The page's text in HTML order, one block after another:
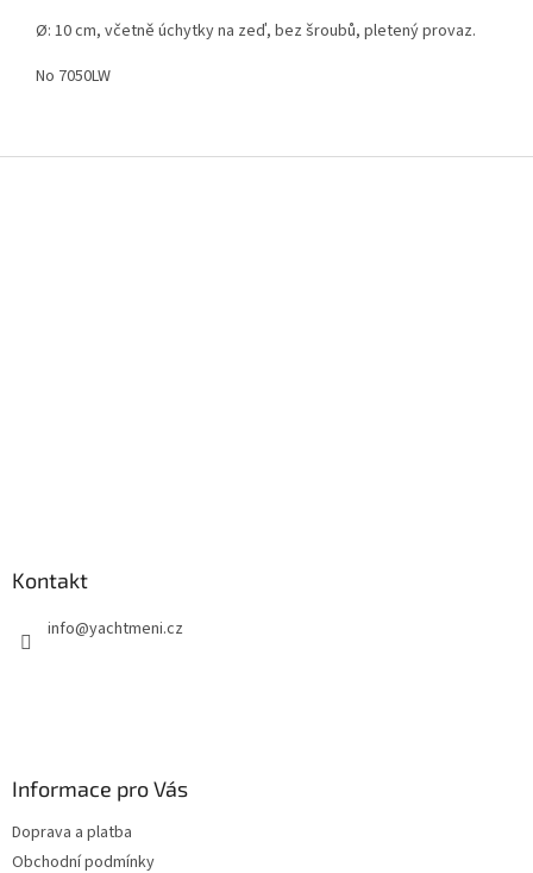
Ø: 10 cm, včetně úchytky na zeď, bez šroubů, pletený provaz.
No 7050LW
Kontakt
info@yachtmeni.cz
Informace pro Vás
Doprava a platba
Obchodní podmínky